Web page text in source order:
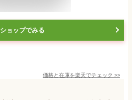
ショップでみる
価格と在庫を楽天でチェック >>